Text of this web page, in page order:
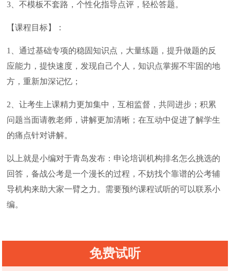
3、不模板不套路，个性化指导点评，轻松答题。
【课程目标】：
1、通过基础专项的稳固知识点，大量练题，提升做题的反
应能力，提快速度，发现自己个人，知识点掌握不牢固的地
方，重新加深记忆；
2、让考生上课精力更加集中，互相监督，共同进步；积累
问题当面请教老师，讲解更加清晰；在互动中促进了解学生
的痛点针对讲解。
以上就是小编对于青岛发布：申论培训机构排名怎么挑选的
回答，备战公考是一个漫长的过程，不妨找个靠谱的公考辅
导机构来助大家一臂之力。需要预约课程试听的可以联系小
编。
免费试听